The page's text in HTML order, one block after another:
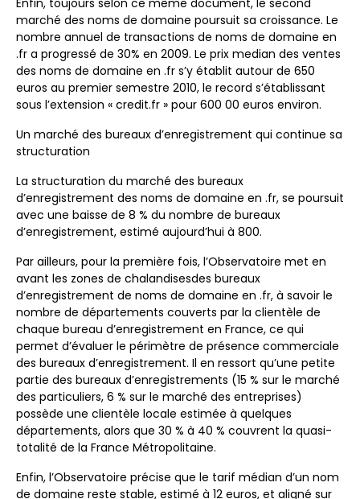
Enfin, toujours selon ce même document, le second
marché des noms de domaine poursuit sa croissance. Le
nombre annuel de transactions de noms de domaine en
.fr a progressé de 30% en 2009. Le prix median des ventes
des noms de domaine en .fr s’y établit autour de 650
euros au premier semestre 2010, le record s’établissant
sous l’extension « credit.fr » pour 600 00 euros environ.
Un marché des bureaux d’enregistrement qui continue sa
structuration
La structuration du marché des bureaux
d’enregistrement des noms de domaine en .fr, se poursuit
avec une baisse de 8 % du nombre de bureaux
d’enregistrement, estimé aujourd’hui à 800.
Par ailleurs, pour la première fois, l’Observatoire met en
avant les zones de chalandisesdes bureaux
d’enregistrement de noms de domaine en .fr, à savoir le
nombre de départements couverts par la clientèle de
chaque bureau d’enregistrement en France, ce qui
permet d’évaluer le périmètre de présence commerciale
des bureaux d’enregistrement. Il en ressort qu’une petite
partie des bureaux d’enregistrements (15 % sur le marché
des particuliers, 6 % sur le marché des entreprises)
possède une clientèle locale estimée à quelques
départements, alors que 30 % à 40 % couvrent la quasi-
totalité de la France Métropolitaine.
Enfin, l’Observatoire précise que le tarif médian d’un nom
de domaine reste stable, estimé à 12 euros, et aligné sur